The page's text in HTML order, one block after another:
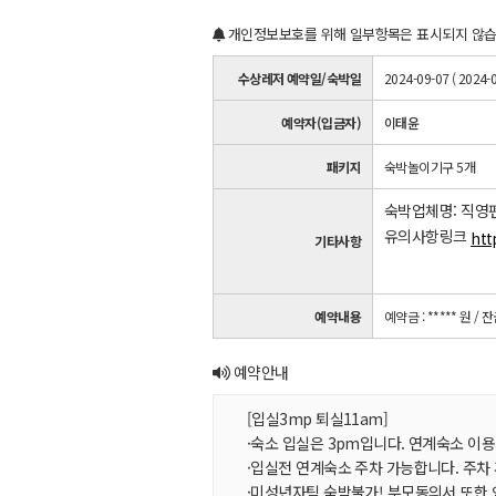
개인정보보호를 위해 일부항목은 표시되지 않
수상레저 예약일/숙박일 2024-09-07 ( 2024-
예약자(입금자) 이태윤
패키지 숙박놀이기구 5개
기타사항
숙박업체명: 직영
유의사항링크
예약내용 예약금 : ***** 원 / 잔
예약안내
[입실3mp 퇴실11am]
·숙소 입실은 3pm입니다. 연계숙소 이
·입실전 연계숙소 주차 가능합니다. 주
·미성년자팀 숙박불가! 부모동의서 또